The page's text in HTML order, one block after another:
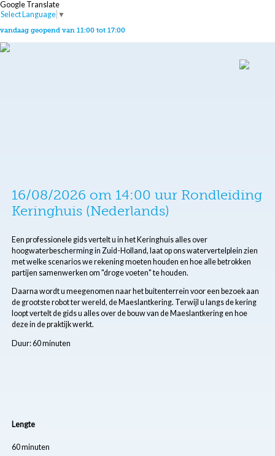
Google Translate
Select Language ▼
vandaag geopend van 11:00 tot 17:00
16/08/2026 om 14:00 uur Rondleiding
Keringhuis (Nederlands)
Een professionele gids vertelt u in het Keringhuis alles over
hoogwaterbescherming in Zuid-Holland, laat op ons watervertelplein zien
met welke scenarios we rekening moeten houden en hoe alle betrokken
partijen samenwerken om "droge voeten" te houden.
Daarna wordt u meegenomen naar het buitenterrein voor een bezoek aan
de grootste robot ter wereld, de Maeslantkering. Terwijl u langs de kering
loopt vertelt de gids u alles over de bouw van de Maeslantkering en hoe
deze in de praktijk werkt.
Duur: 60 minuten
Lengte
60 minuten